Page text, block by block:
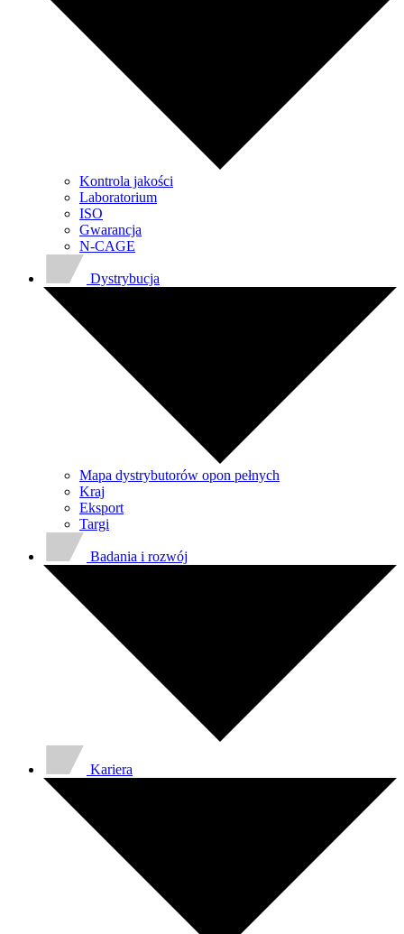
Kontrola jakości
Laboratorium
ISO
Gwarancja
N-CAGE
Dystrybucja
Mapa dystrybutorów opon pełnych
Kraj
Eksport
Targi
Badania i rozwój
Kariera